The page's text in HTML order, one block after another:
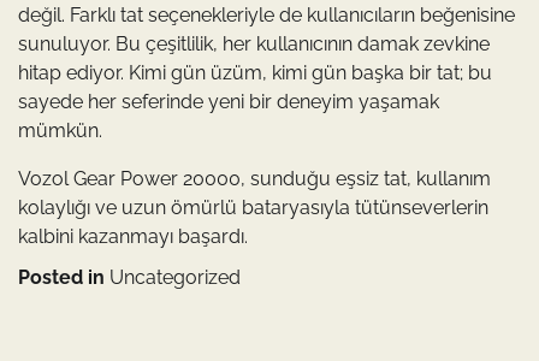
değil. Farklı tat seçenekleriyle de kullanıcıların beğenisine
sunuluyor. Bu çeşitlilik, her kullanıcının damak zevkine
hitap ediyor. Kimi gün üzüm, kimi gün başka bir tat; bu
sayede her seferinde yeni bir deneyim yaşamak
mümkün.
Vozol Gear Power 20000, sunduğu eşsiz tat, kullanım
kolaylığı ve uzun ömürlü bataryasıyla tütünseverlerin
kalbini kazanmayı başardı.
Posted in Uncategorized